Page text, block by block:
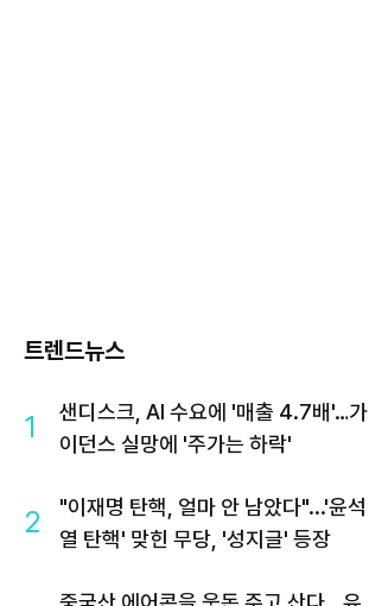
트렌드뉴스
1
샌디스크, AI 수요에 '매출 4.7배'…가
이던스 실망에 '주가는 하락'
2
"이재명 탄핵, 얼마 안 남았다"...'윤석
열 탄핵' 맞힌 무당, '성지글' 등장